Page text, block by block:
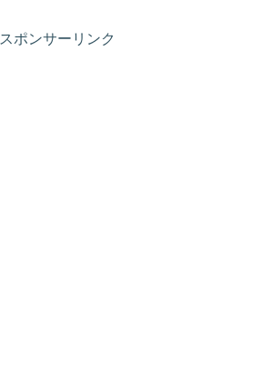
スポンサーリンク